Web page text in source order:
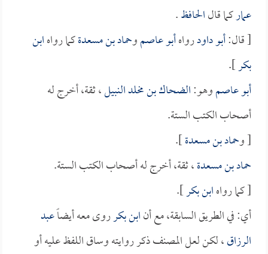
عماركما قالالحافظ.
[ قال:أبو داودرواهأبو عاصموحماد بن مسعدةكما رواهابن
بكر].
أبو عاصموهو:الضحاك بن مخلد النبيل، ثقة، أخرج له
أصحاب الكتب الستة.
[ وحماد بن مسعدة].
حماد بن مسعدة، ثقة، أخرج له أصحاب الكتب الستة.
[ كما رواهابن بكر].
أي: في الطريق السابقة، مع أنابن بكرروى معه أيضاًعبد
الرزاق، لكن لعل المصنف ذكر روايته وساق اللفظ عليه أو